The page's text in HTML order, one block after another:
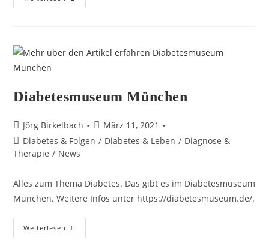
Diabetesmuseum München
Jörg Birkelbach
März 11, 2021
Diabetes & Folgen / Diabetes & Leben / Diagnose &
Therapie / News
Alles zum Thema Diabetes. Das gibt es im Diabetesmuseum
München. Weitere Infos unter https://diabetesmuseum.de/.
Weiterlesen